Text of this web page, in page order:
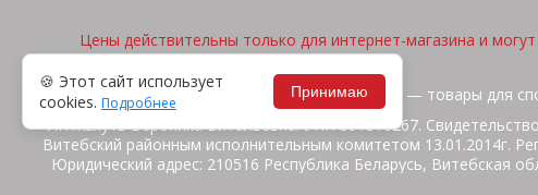
Цены действительны только для интернет-магазина и
2026, © "Арена спорта" — товары для
ИП Жакуть Вероника Витальевна. УНП 391316267.
Витебский районным исполнительным комитетом 13.01.2014г.
Юридический адрес: 210516 Республика Беларусь, Витебская
🍪 Этот сайт использует
cookies. Подробнее
Принимаю